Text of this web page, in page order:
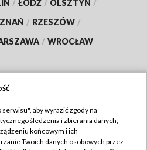
/ ŁÓDŹ / OLSZTYN /
/ RZESZÓW /
/ WROCŁAW
TVP
TVP
aby wyrazić zgody na
śledzenia i zbierania danych,
końcowym i ich
Twoich danych osobowych przez